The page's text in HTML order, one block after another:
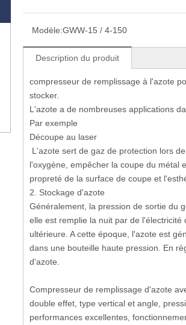
Modèle:GWW-15 / 4-150
Description du produit
compresseur de remplissage à l'azote
stocker.
L'azote a de nombreuses applications
Par exemple
Découpe au laser
L'azote sert de gaz de protection lors
l'oxygène, empêcher la coupe du métal
propreté de la surface de coupe et
2. Stockage d'azote
Généralement, la pression de sortie du
elle est remplie la nuit par de
ultérieure. A cette époque, l'azote est
dans une bouteille haute pression. En
d'azote.
Compresseur de remplissage d'azote
double effet, type vertical et angle,
performances excellentes,